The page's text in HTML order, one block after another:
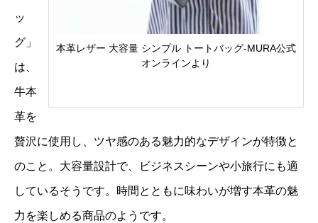
本革レザー 大容量 シンプル トートバッグ-MURA公式
オンラインより
ッ
グ」
は、
牛本
革を
贅沢に使用し、ツヤ感のある魅力的なデザインが特徴と
のこと。大容量設計で、ビジネスシーンや小旅行にも適
しているそうです。時間とともに味わいが増す本革の魅
力を楽しめる商品のようです。